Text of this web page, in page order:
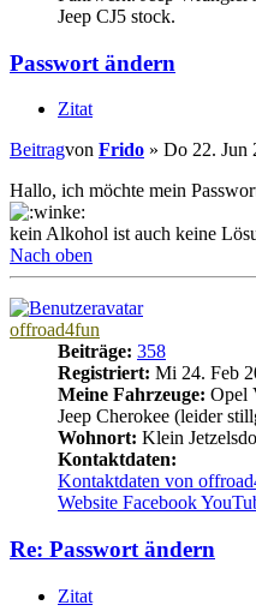
Jeep CJ5 stock.
Passwort ändern
Zitat
Beitragvon Frido » Do 22. Jun
Hallo, ich möchte mein
kein Alkohol ist auch keine
Nach oben
offroad4fun
Beiträge: 358
Registriert: Mi 24. Feb
Meine Fahrzeuge: Opel
Jeep Cherokee (leider
Wohnort: Klein
Kontaktdaten:
Kontaktdaten von
Website Facebook
Re: Passwort ändern
Zitat